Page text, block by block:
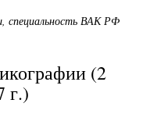
специальность ВАК РФ
(2
г.)